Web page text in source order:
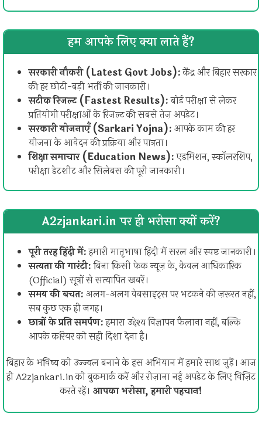
हम आपके लिए क्या लाते हैं?
सरकारी नौकरी (Latest Govt Jobs):केंद्र और बिहार सरकार
की हर छोटी-बड़ी भर्ती की जानकारी।
सटीक रिजल्ट (Fastest Results):बोर्ड परीक्षा से लेकर
प्रतियोगी परीक्षाओं के रिजल्ट की सबसे तेज़ अपडेट।
सरकारी योजनाएँ (Sarkari Yojna): आपके काम की हर
योजना के आवेदन की प्रक्रिया और पात्रता।
शिक्षा समाचार (Education News):एडमिशन, स्कॉलरशिप,
परीक्षा डेटशीट और सिलेबस की पूरी जानकारी।
A2zjankari.in पर ही भरोसा क्यों करें?
पूरी तरह हिंदी में:हमारी मातृभाषा हिंदी में सरल और स्पष्ट जानकारी।
सत्यता की गारंटी:बिना किसी फेक न्यूज़ के, केवल आधिकारिक
(Official) सूत्रों से सत्यापित खबरें।
समय की बचत: अलग-अलग वेबसाइट्स पर भटकने की ज़रूरत नहीं,
सब कुछ एक ही जगह।
छात्रों के प्रति समर्पण:हमारा उद्देश्य विज्ञापन फैलाना नहीं, बल्कि
आपके करियर को सही दिशा देना है।
बिहार के भविष्य को उज्ज्वल बनाने के इस अभियान में हमारे साथ जुड़ें। आज
ही A2zjankari.in को बुकमार्क करें और रोज़ाना नई अपडेट के लिए विज़िट
करते रहें। आपका भरोसा, हमारी पहचान!